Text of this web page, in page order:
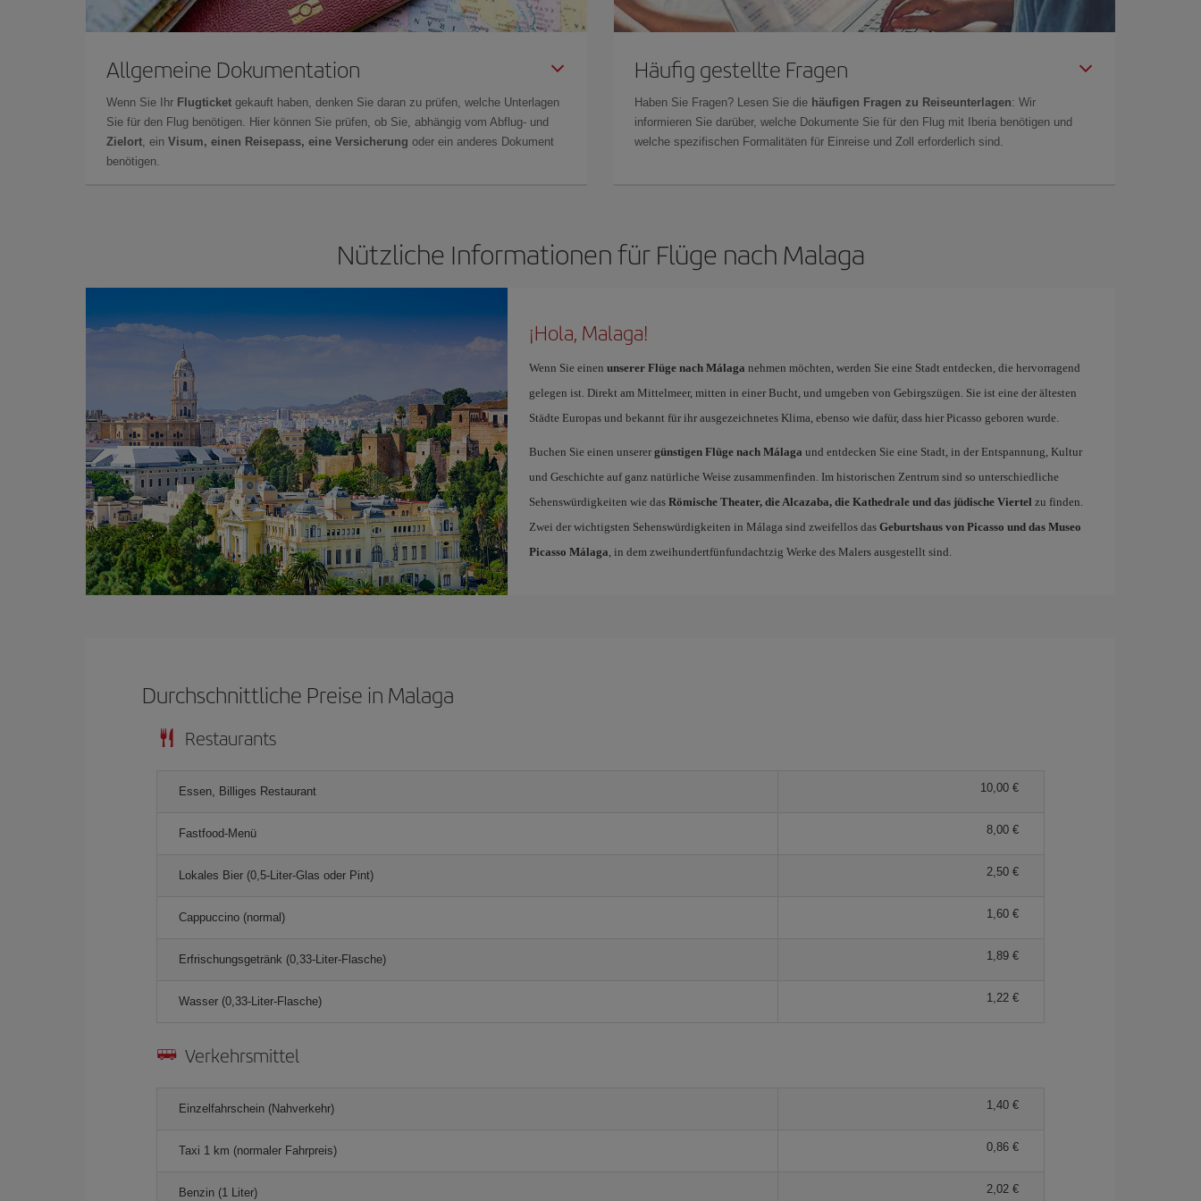
Allgemeine Dokumentation
Wenn Sie Ihr Flugticket gekauft haben, denken Sie daran zu prüfen, welche Unterlagen
Sie für den Flug benötigen. Hier können Sie prüfen, ob Sie, abhängig vom Abflug- und
Zielort, ein Visum, einen Reisepass, eine Versicherung oder ein anderes Dokument
benötigen.
Häufig gestellte Fragen
Haben Sie Fragen? Lesen Sie die häufigen Fragen zu Reiseunterlagen: Wir
informieren Sie darüber, welche Dokumente Sie für den Flug mit Iberia benötigen und
welche spezifischen Formalitäten für Einreise und Zoll erforderlich sind.
Nützliche Informationen für Flüge nach Malaga
¡Hola, Malaga!
Wenn Sie einen unserer Flüge nach Málaga nehmen möchten, werden Sie eine Stadt entdecken, die hervorragend
gelegen ist. Direkt am Mittelmeer, mitten in einer Bucht, und umgeben von Gebirgszügen. Sie ist eine der ältesten
Städte Europas und bekannt für ihr ausgezeichnetes Klima, ebenso wie dafür, dass hier Picasso geboren wurde.
Buchen Sie einen unserer günstigen Flüge nach Málaga und entdecken Sie eine Stadt, in der Entspannung, Kultur
und Geschichte auf ganz natürliche Weise zusammenfinden. Im historischen Zentrum sind so unterschiedliche
Sehenswürdigkeiten wie das Römische Theater, die Alcazaba, die Kathedrale und das jüdische Viertel zu finden.
Zwei der wichtigsten Sehenswürdigkeiten in Málaga sind zweifellos das Geburtshaus von Picasso und das Museo
Picasso Málaga, in dem zweihundertfünfundachtzig Werke des Malers ausgestellt sind.
Durchschnittliche Preise in Malaga
Restaurants
Essen, Billiges Restaurant 10,00 €
Fastfood-Menü 8,00 €
Lokales Bier (0,5-Liter-Glas oder Pint) 2,50 €
Cappuccino (normal) 1,60 €
Erfrischungsgetränk (0,33-Liter-Flasche) 1,89 €
Wasser (0,33-Liter-Flasche) 1,22 €
Verkehrsmittel
Einzelfahrschein (Nahverkehr) 1,40 €
Taxi 1 km (normaler Fahrpreis) 0,86 €
Benzin (1 Liter) 2,02 €